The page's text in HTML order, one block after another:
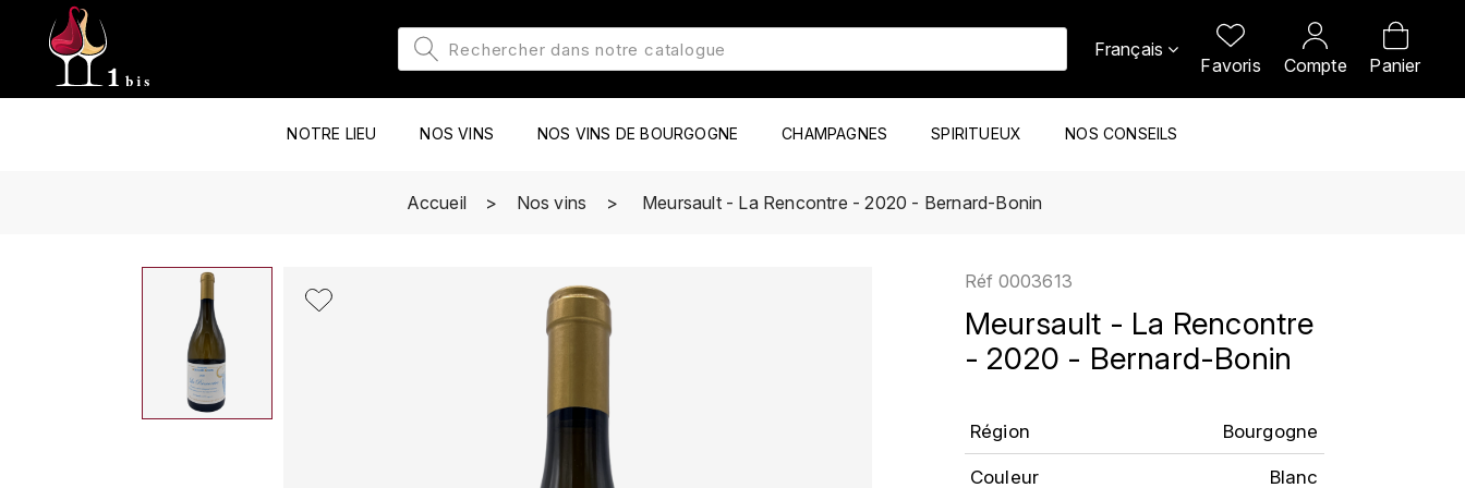
Français
Favoris Compte Panier
NOTRE LIEU NOS VINS NOS VINS DE BOURGOGNE CHAMPAGNES SPIRITUEUX NOS CONSEILS
Accueil Nos vins Meursault - La Rencontre - 2020 - Bernard-Bonin
Réf 0003613
Meursault - La Rencontre
- 2020 - Bernard-Bonin
Région Bourgogne
Couleur Blanc